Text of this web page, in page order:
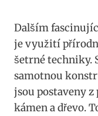
Dalším
je využití
šetrné techniky.
samotnou
jsou postaveny
kámen a dřevo.